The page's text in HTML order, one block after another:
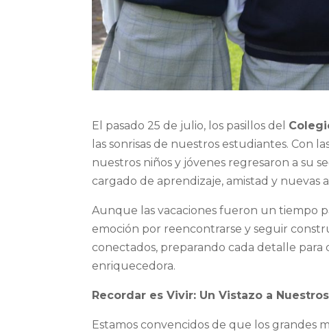
El pasado 25 de julio, los pasillos del
las sonrisas de nuestros estudiantes. Con
nuestros niños y jóvenes regresaron a su
cargado de aprendizaje, amistad y nuevas
Aunque las vacaciones fueron un tiempo
emoción por reencontrarse y seguir
conectados, preparando cada detalle
enriquecedora.
Recordar es Vivir: Un Vistazo a
Estamos convencidos de que los grandes